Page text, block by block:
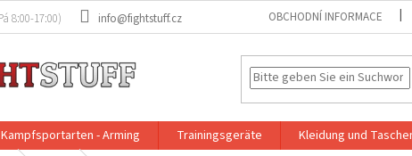
info@fightstuff.cz OBCHODNÍ INFORMACE
Kampfsportarten - Arming Trainingsgeräte Kleidung und